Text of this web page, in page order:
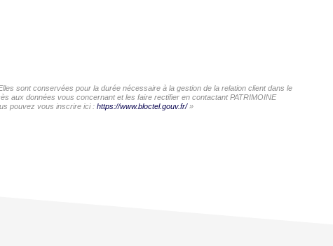
sont conservées pour la durée nécessaire à la gestion de la relation client dans le
aux données vous concernant et les faire rectifier en contactant PATRIMOINE
pouvez vous inscrire ici : https://www.bloctel.gouv.fr/»